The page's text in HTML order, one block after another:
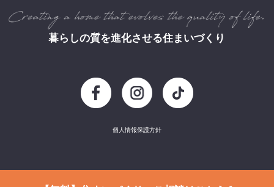
暮らしの質を進化させる住まいづくり
個人情報保護方針